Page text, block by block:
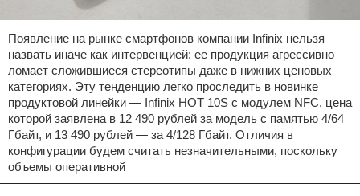
Появление на рынке смартфонов компании Infinix нельзя
назвать иначе как интервенцией: ее продукция агрессивно
ломает сложившиеся стереотипы даже в нижних ценовых
категориях. Эту тенденцию легко проследить в новинке
продуктовой линейки — Infinix HOT 10S с модулем NFC, цена
которой заявлена в 12 490 рублей за модель с памятью 4/64
Гбайт, и 13 490 рублей — за 4/128 Гбайт. Отличия в
конфигурации будем считать незначительными, поскольку
объемы оперативной